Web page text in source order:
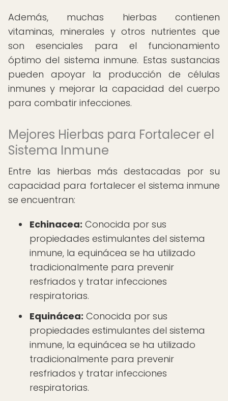
Además, muchas hierbas contienen
vitaminas, minerales y otros nutrientes que
son esenciales para el funcionamiento
óptimo del sistema inmune. Estas sustancias
pueden apoyar la producción de células
inmunes y mejorar la capacidad del cuerpo
para combatir infecciones.
Mejores Hierbas para Fortalecer el
Sistema Inmune
Entre las hierbas más destacadas por su
capacidad para fortalecer el sistema inmune
se encuentran:
Echinacea: Conocida por sus
propiedades estimulantes del sistema
inmune, la equinácea se ha utilizado
tradicionalmente para prevenir
resfriados y tratar infecciones
respiratorias.
Equinácea: Conocida por sus
propiedades estimulantes del sistema
inmune, la equinácea se ha utilizado
tradicionalmente para prevenir
resfriados y tratar infecciones
respiratorias.